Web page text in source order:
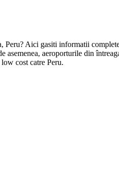
Aici gasiti informatii
aeroporturile din
cost catre Peru.